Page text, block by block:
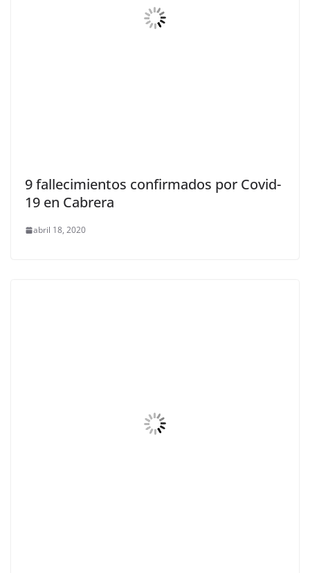
9 fallecimientos confirmados por Covid-
19 en Cabrera
abril 18, 2020